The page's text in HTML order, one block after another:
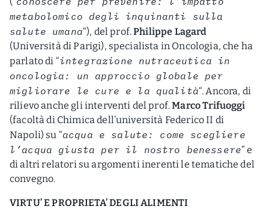
metabolomico degli inquinanti sulla
salute umana“), del prof.Philippe Lagard
(Università di Parigi), specialista in Oncologia, che ha
parlato di “integrazione nutraceutica in
oncologia: un approccio globale per
migliorare le cure e la qualità“. Ancora, di
rilievo anche gli interventi del prof.Marco Trifuoggi
(facoltà di Chimica dell’università Federico II di
Napoli) su “acqua e salute: come scegliere
l’acqua giusta per il nostro benessere” e
di altri relatori su argomenti inerenti le tematiche del
convegno.
VIRTU’ E PROPRIETA’ DEGLI ALIMENTI